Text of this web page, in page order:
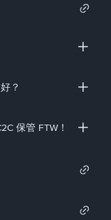
？
保管 FTW！